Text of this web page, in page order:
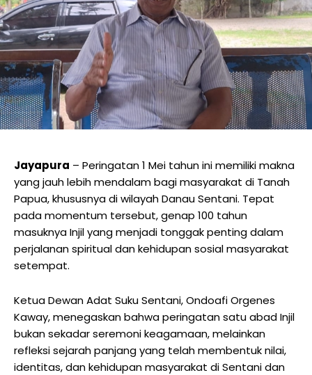
Jayapura – Peringatan 1 Mei tahun ini memiliki makna
yang jauh lebih mendalam bagi masyarakat di Tanah
Papua, khususnya di wilayah Danau Sentani. Tepat
pada momentum tersebut, genap 100 tahun
masuknya Injil yang menjadi tonggak penting dalam
perjalanan spiritual dan kehidupan sosial masyarakat
setempat.
Ketua Dewan Adat Suku Sentani, Ondoafi Orgenes
Kaway, menegaskan bahwa peringatan satu abad Injil
bukan sekadar seremoni keagamaan, melainkan
refleksi sejarah panjang yang telah membentuk nilai,
identitas, dan kehidupan masyarakat di Sentani dan